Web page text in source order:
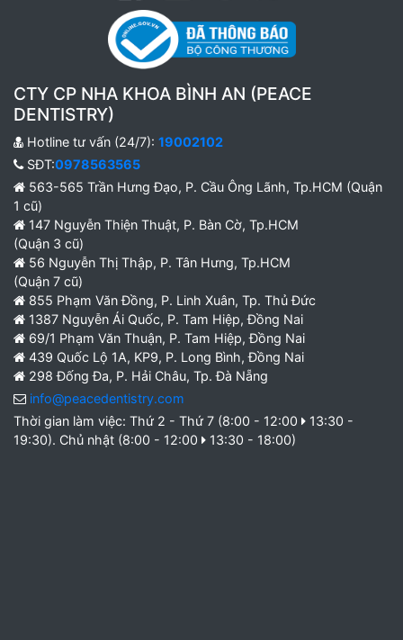
CTY CP NHA KHOA BÌNH AN (PEACE
DENTISTRY)
Hotline tư vấn (24/7): 19002102
SĐT:0978563565
563-565 Trần Hưng Đạo, P. Cầu Ông Lãnh, Tp.HCM (Quận
1 cũ)
147 Nguyễn Thiện Thuật, P. Bàn Cờ, Tp.HCM
(Quận 3 cũ)
56 Nguyễn Thị Thập, P. Tân Hưng, Tp.HCM
(Quận 7 cũ)
855 Phạm Văn Đồng, P. Linh Xuân, Tp. Thủ Đức
1387 Nguyễn Ái Quốc, P. Tam Hiệp, Đồng Nai
69/1 Phạm Văn Thuận, P. Tam Hiệp, Đồng Nai
439 Quốc Lộ 1A, KP9, P. Long Bình, Đồng Nai
298 Đống Đa, P. Hải Châu, Tp. Đà Nẵng
info@peacedentistry.com
Thời gian làm việc: Thứ 2 - Thứ 7 (8:00 - 12:00
13:30 -
19:30). Chủ nhật (8:00 - 12:00
13:30 - 18:00)